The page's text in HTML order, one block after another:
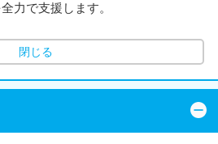
力で支援します。
閉じる